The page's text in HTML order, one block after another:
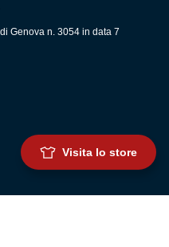
Genova n. 3054 in data 7
Visita lo store